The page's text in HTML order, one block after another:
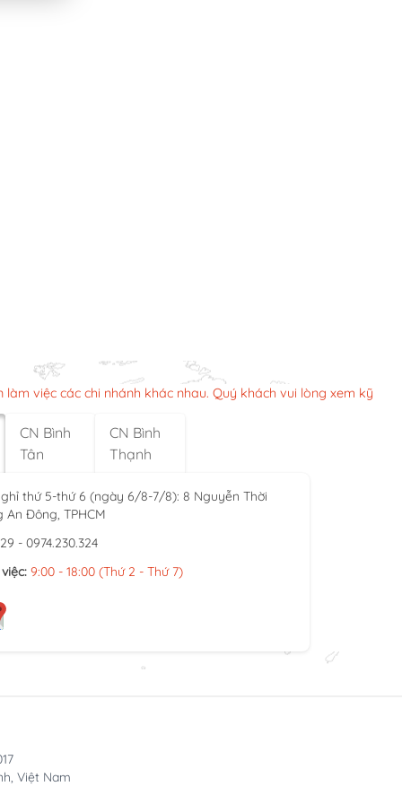
làm việc các chi nhánh khác nhau. Quý khách vui lòng xem kỹ
CN Bình
Tân
CN Bình
Thạnh
thứ 5-thứ 6 (ngày 6/8-7/8): 8 Nguyễn Thời
An Đông, TPHCM
- 0974.230.324
9:00 - 18:00 (Thứ 2 - Thứ 7)
Việt Nam